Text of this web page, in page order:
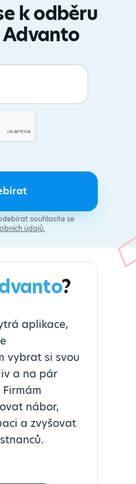
k odběru
souhlasíte se
údajů.
?
aplikace,
vybrat si svou
a na pár
nábor,
a zvyšovat